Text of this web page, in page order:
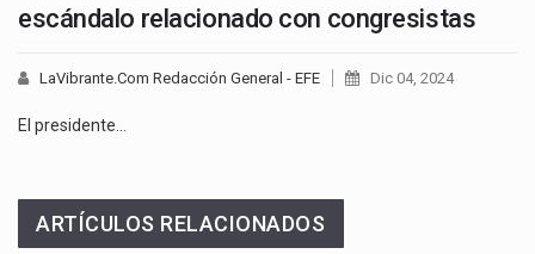
escándalo relacionado con congresistas
LaVibrante.Com Redacción General - EFE Dic 04, 2024
El presidente…
ARTÍCULOS RELACIONADOS